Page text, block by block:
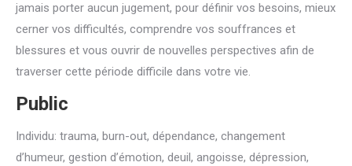
jamais porter aucun jugement, pour définir vos besoins, mieux
cerner vos difficultés, comprendre vos souffrances et
blessures et vous ouvrir de nouvelles perspectives afin de
traverser cette période difficile dans votre vie.
Public
Individu: trauma, burn-out, dépendance, changement
d’humeur, gestion d’émotion, deuil, angoisse, dépression,